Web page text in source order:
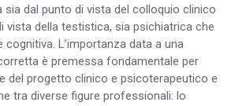
dal punto di vista del colloquio clinico
vista della testistica, sia psichiatrica che
L’importanza data a una
è premessa fondamentale per
del progetto clinico e psicoterapeutico e
tra diverse figure professionali: lo